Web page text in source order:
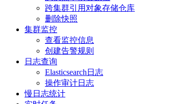
跨集群引用对象存储仓库
删除快照
集群监控
查看监控信息
创建告警规则
日志查询
Elasticsearch日志
操作审计日志
慢日志统计